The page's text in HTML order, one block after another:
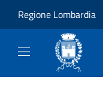
Regione Lombardia